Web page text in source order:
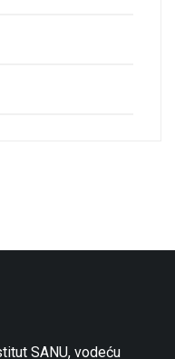
SANU, vodeću